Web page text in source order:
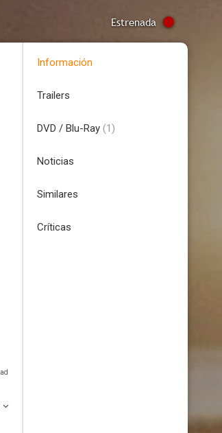
Estrenada
Información
Trailers
DVD / Blu-Ray (1)
Noticias
Similares
Críticas